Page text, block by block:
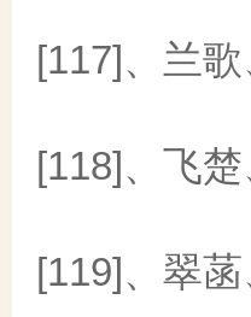
[117]、兰
[118]、飞
[119]、翠